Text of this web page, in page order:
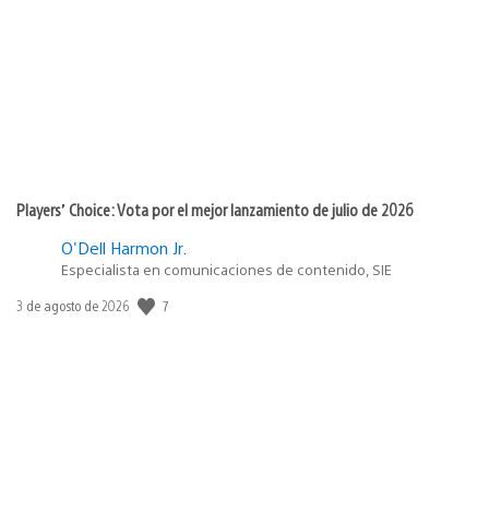
Players’ Choice: Vota por el mejor lanzamiento de julio de 2026
O'Dell Harmon Jr.
Especialista en comunicaciones de contenido, SIE
Fecha
3 de agosto de 2026 7